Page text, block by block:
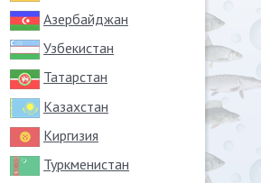
Азербайджан
Узбекистан
Татарстан
Казахстан
Киргизия
Туркменистан